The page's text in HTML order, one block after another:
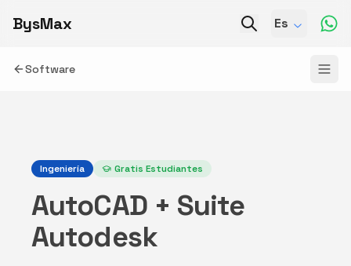
BysMax Es
Software
Ingeniería Gratis Estudiantes
AutoCAD + Suite
Autodesk